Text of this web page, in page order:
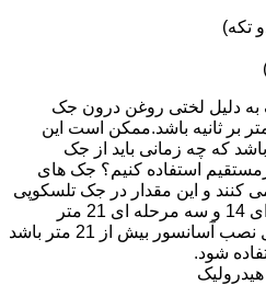
تکه)
دلیل لختی روغن درون جک
بر ثانیه باشد.ممکن است این
که چه زمانی باید از جک
استفاده کنیم؟ جک های
می کنند و این مقدار در جک تلسکوپی
تک مرحله ای 7 متر،دو مرحله ای 14 و سه مرحله ای 21 متر
است.در صورتی که ارتفاع محل نصب آسانسور بیش از 21 متر باشد
شود.